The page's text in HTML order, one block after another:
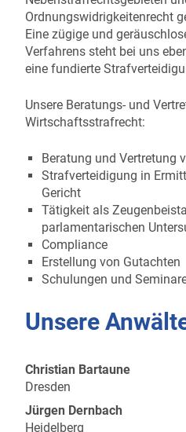
Ordnungswidrigkeitenrecht
Eine zügige und
Verfahrens steht bei uns
eine fundierte
Unsere Beratungs- und
Wirtschaftsstrafrecht:
Beratung und Vertretung
Strafverteidigung in
Gericht
Tätigkeit als
parlamentarischen
Compliance
Erstellung von Gutachten
Schulungen und
Unsere
Christian Bartaune
Dresden
Jürgen Dernbach
Heidelberg